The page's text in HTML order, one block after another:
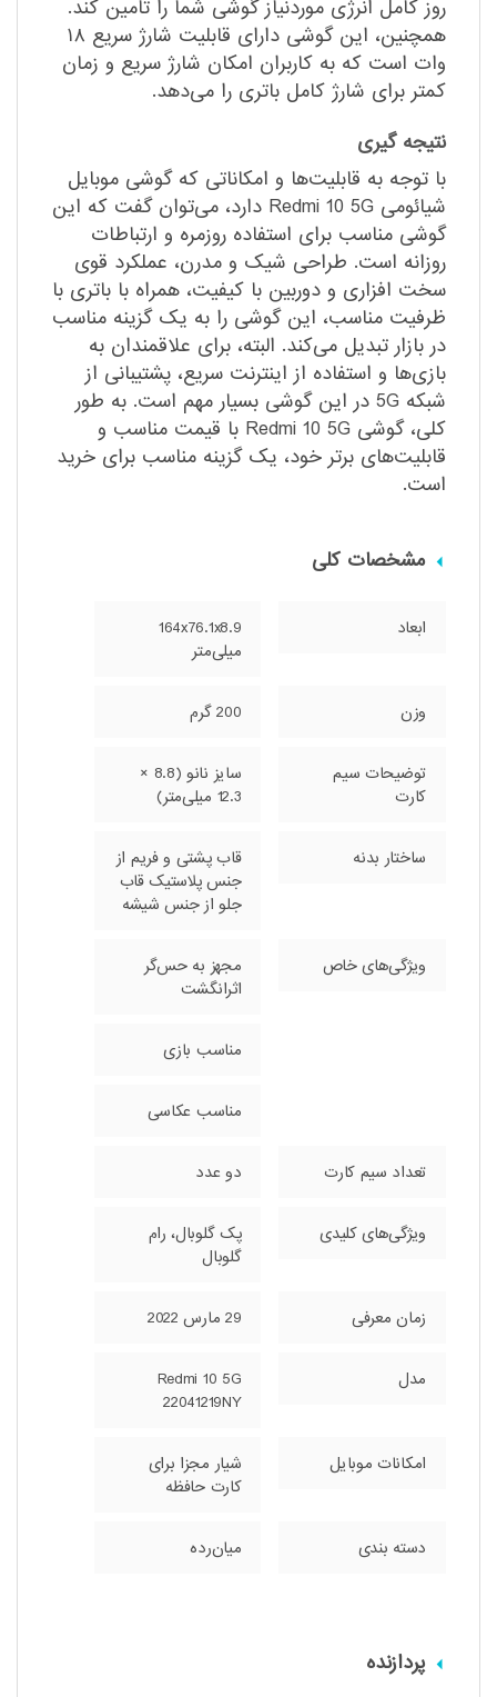
روز کامل انرژی موردنیاز گوشی شما را تامین کند.
همچنین، این گوشی دارای قابلیت شارژ سریع ۱۸
وات است که به کاربران امکان شارژ سریع و زمان
کمتر برای شارژ کامل باتری را می‌دهد.
نتیجه گیری
با توجه به قابلیت‌ها و امکاناتی که گوشی موبایل
شیائومی Redmi 10 5G دارد، می‌توان گفت که این
گوشی مناسب برای استفاده روزمره و ارتباطات
روزانه است. طراحی شیک و مدرن، عملکرد قوی
سخت افزاری و دوربین با کیفیت، همراه با باتری با
ظرفیت مناسب، این گوشی را به یک گزینه مناسب
در بازار تبدیل می‌کند. البته، برای علاقمندان به
بازی‌ها و استفاده از اینترنت سریع، پشتیبانی از
شبکه 5G در این گوشی بسیار مهم است. به طور
کلی، گوشی Redmi 10 5G با قیمت مناسب و
قابلیت‌های برتر خود، یک گزینه مناسب برای خرید
است.
مشخصات کلی
ابعاد
164x76.1x8.9
میلی‌متر
وزن 200 گرم
توضیحات سیم
کارت
سایز نانو (8.8 ×
12.3 میلی‌متر)
ساختار بدنه
قاب پشتی و فریم از
جنس پلاستیک قاب
جلو از جنس شیشه
ویژگی‌های خاص
مجهز به حس‌گر
اثرانگشت
مناسب بازی
مناسب عکاسی
تعداد سیم کارت دو عدد
ویژگی‌های کلیدی
پک گلوبال، رام
گلوبال
زمان معرفی 29 مارس 2022
مدل
Redmi 10 5G
22041219NY
امکانات موبایل
شیار مجزا برای
کارت حافظه
دسته ‌بندی ‌میان‌رده
پردازنده